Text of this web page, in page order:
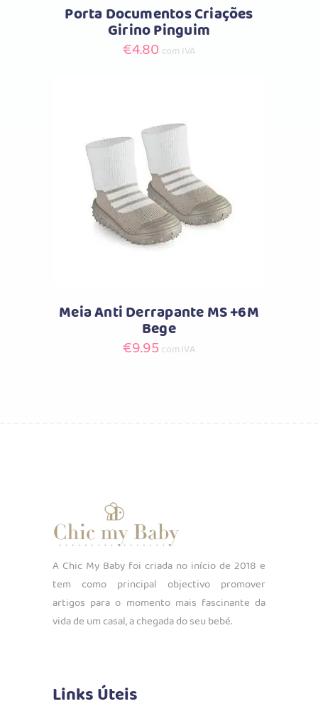
Porta Documentos Criações
Girino Pinguim
€4.80 com IVA
Comprar
Meia Anti Derrapante MS +6M
Bege
€9.95 com IVA
A Chic My Baby foi criada no início de 2018 e
tem como principal objectivo promover
artigos para o momento mais fascinante da
vida de um casal, a chegada do seu bebé.
Links Úteis